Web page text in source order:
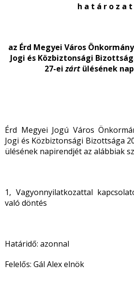
h a t á r o z a t
az Érd Megyei Város
Jogi és Közbiztonsági
27-eizártülésének
Érd Megyei Jogú Város
Jogi és Közbiztonsági Bizottsága
ülésének napirendjét az alábbiak
1, Vagyonnyilatkozattal
való döntés
Határidő: azonnal
Felelős: Gál Alex elnök